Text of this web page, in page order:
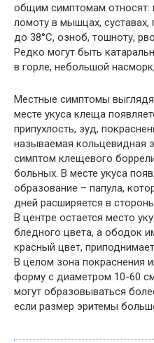
общим симптомам относят:
ломоту в мышцах,
до 38°С, озноб, тошноту,
Редко могут быть
в горле, небольшой
Местные симптомы
месте укуса клеща
припухлость, зуд,
называемая кольцевидная
симптом клещевого
больных. В месте укуса
образование – папула,
дней расширяется в
В центре остается место
бледного цвета, а ободок
красный цвет,
В целом зона покраснения
форму с диаметром 10-60
могут образовываться
если размер эритемы